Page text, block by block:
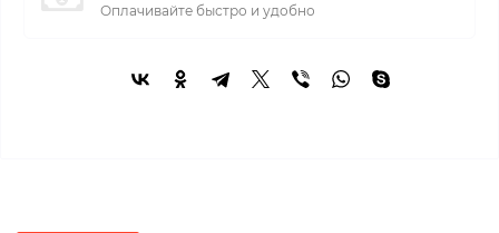
Оплачивайте быстро и удобно